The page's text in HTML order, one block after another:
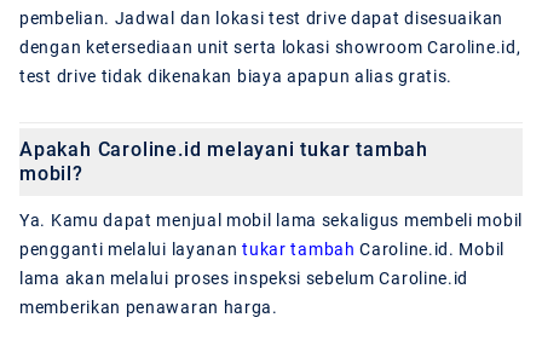
pembelian. Jadwal dan lokasi test drive dapat disesuaikan
dengan ketersediaan unit serta lokasi showroom Caroline.id,
test drive tidak dikenakan biaya apapun alias gratis.
Apakah Caroline.id melayani tukar tambah
mobil?
Ya. Kamu dapat menjual mobil lama sekaligus membeli mobil
pengganti melalui layanantukar tambah Caroline.id. Mobil
lama akan melalui proses inspeksi sebelum Caroline.id
memberikan penawaran harga.